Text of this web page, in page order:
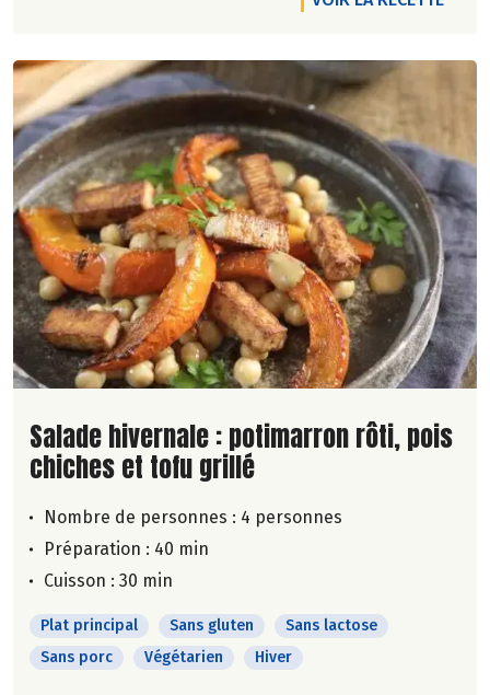
Lire la suite de la recette
Salade hivernale : potimarron rôti, pois
chiches et tofu grillé
Nombre de personnes : 4 personnes
Préparation : 40 min
Cuisson : 30 min
Plat principal Sans gluten
Sans lactose
Sans porc
Végétarien Hiver